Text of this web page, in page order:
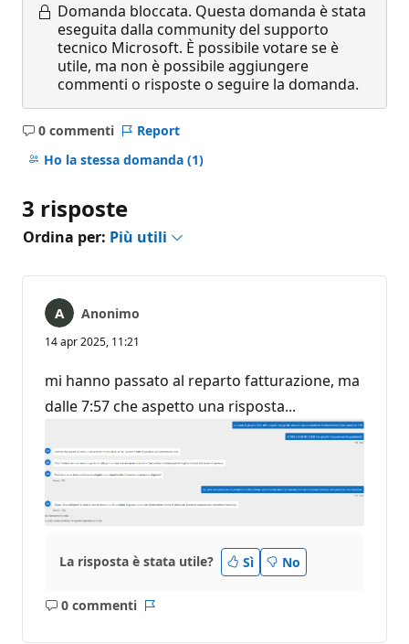
Domanda bloccata. Questa domanda è stata
eseguita dalla community del supporto
tecnico Microsoft. È possibile votare se è
utile, ma non è possibile aggiungere
commenti o risposte o seguire la domanda.
0 commenti
Nessun
commento
Report
Ho la stessa domanda (1)
3 risposte
Ordina per: Più utili
Anonimo
14 apr 2025, 11:21
mi hanno passato al reparto fatturazione, ma
dalle 7:57 che aspetto una risposta...
La risposta è stata utile? Sì No
0 commenti
Nessun